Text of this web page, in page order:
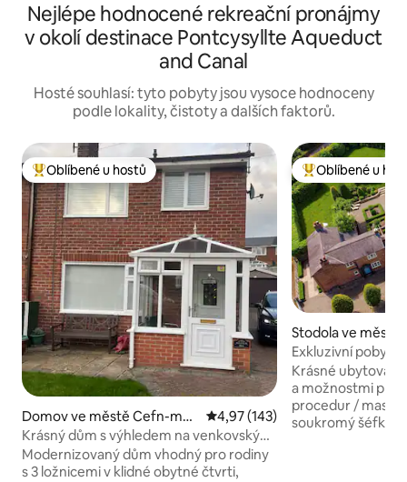
Nejlépe hodnocené rekreační pronájmy
v okolí destinace Pontcysyllte Aqueduct
and Canal
Hosté souhlasí: tyto pobyty jsou vysoce hodnoceny
podle lokality, čistoty a dalších faktorů.
Nejlepší v kategorii Oblíbené u hostů
Oblíbené u hostů
Domov ve městě Cefn-ma
wr
Průměrné hodnocení 4,97 z 5,
4,97 (143)
Krásný dům s výhledem na venkovský
park
Modernizovaný dům vhodný pro rodiny
s 3 ložnicemi v klidné obytné čtvrti,
Nejlepší v
Oblíbené u
Stodola ve městě
West a Chester
Exkluzivní pobyt ve
péče a šéfkuchař
Krásné ubytování
a možnostmi pro ~ lázeňských
procedur /
soukromý